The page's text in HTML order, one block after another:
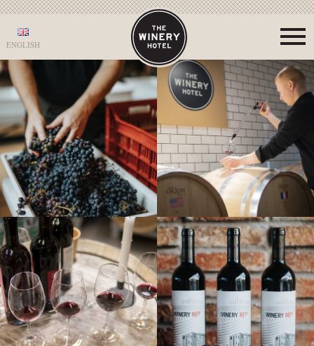
ENGLISH